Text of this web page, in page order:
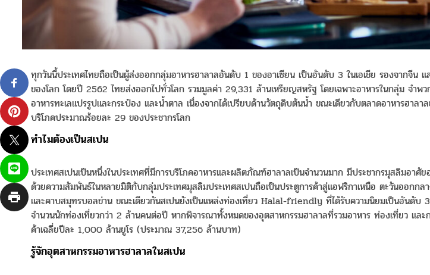
ทุกวันนี้ประเทศไทยถือเป็นผู้ส่งออกกลุ่มอาหารฮาลาลอันดับ 1 ของอาเซียน เป็นอันดับ 3 ในเอเชีย รองจากจีน
ของโลก โดยปี 2562 ไทยส่งออกไปทั่วโลก รวมมูลค่า 29,331 ล้านเหรียญสหรัฐ โดยเฉพาะอาหารในกลุ่ม จำพว
อาหารทะเลแปรรูปและกระป๋อง และน้ำตาล เนื่องจากได้เปรียบด้านวัตถุดิบต้นน้ำ ขณะเดียวกับตลาดอาหารฮาล
บริโภคประมาณร้อยละ 29 ของประชากรโลก
ทำไมต้องเป็นสเปน
ประเทศสเปนเป็นหนึ่งในประเทศที่มีการบริโภคอาหารและผลิตภัณฑ์ฮาลาลเป็นจำนวนมาก มีประชากรมุสลิมอา
ด้วยความสัมพันธ์ในหลายมิติกับกลุ่มประเทศมุสลิมประเทศสเปนถือเป็นประตูการค้าสู่แอฟริกาเหนือ ตะวันออกกล
และคาบสมุทรบอลข่าน ขณะเดียวกันสเปนยังเป็นแหล่งท่องเที่ยว Halal-friendly ที่ได้รับความนิยมเป็นอันดับ
จำนวนนักท่องเที่ยวกว่า 2 ล้านคนต่อปี หากพิจารณาทั้งหมดของอุตสาหกรรมฮาลาลที่รวมอาหาร ท่องเที่ยว และ
ค้าเฉลี่ยปีละ 1,000 ล้านยูโร (ประมาณ 37,256 ล้านบาท)
รู้จักอุตสาหกรรมอาหารฮาลาลในสเปน